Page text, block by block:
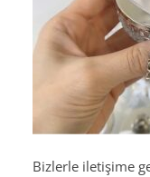
Bizlerle iletişime